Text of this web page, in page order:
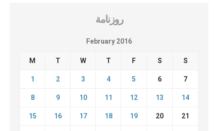
روزنامة
February 2016
M T W T F S S
1 2 3 4 5 6 7
8 9 10 11 12 13 14
15 16 17 18 19 20 21